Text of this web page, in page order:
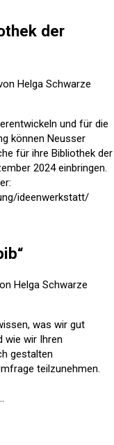
der
Helga Schwarze
und für die
können Neusser
für ihre Bibliothek der
2024 einbringen.
ideenwerkstatt/
Helga Schwarze
was wir gut
wie wir Ihren
gestalten
teilzunehmen.